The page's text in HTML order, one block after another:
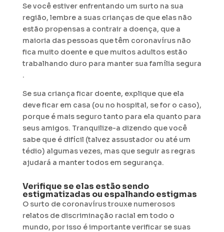
Se você estiver enfrentando um surto na sua
região, lembre a suas crianças de que elas não
estão propensas a contrair a doença, que a
maioria das pessoas que têm coronavírus não
fica muito doente e que muitos adultos estão
trabalhando duro para manter sua família segura
.
Se sua criança ficar doente, explique que ela
deve ficar em casa (ou no hospital, se for o caso),
porque é mais seguro tanto para ela quanto para
seus amigos. Tranquilize-a dizendo que você
sabe que é difícil (talvez assustador ou até um
tédio) algumas vezes, mas que seguir as regras
ajudará a manter todos em segurança.
Verifique se elas estão sendo
estigmatizadas ou espalhando estigmas
O surto de coronavírus trouxe numerosos
relatos de discriminação racial em todo o
mundo, por isso é importante verificar se suas